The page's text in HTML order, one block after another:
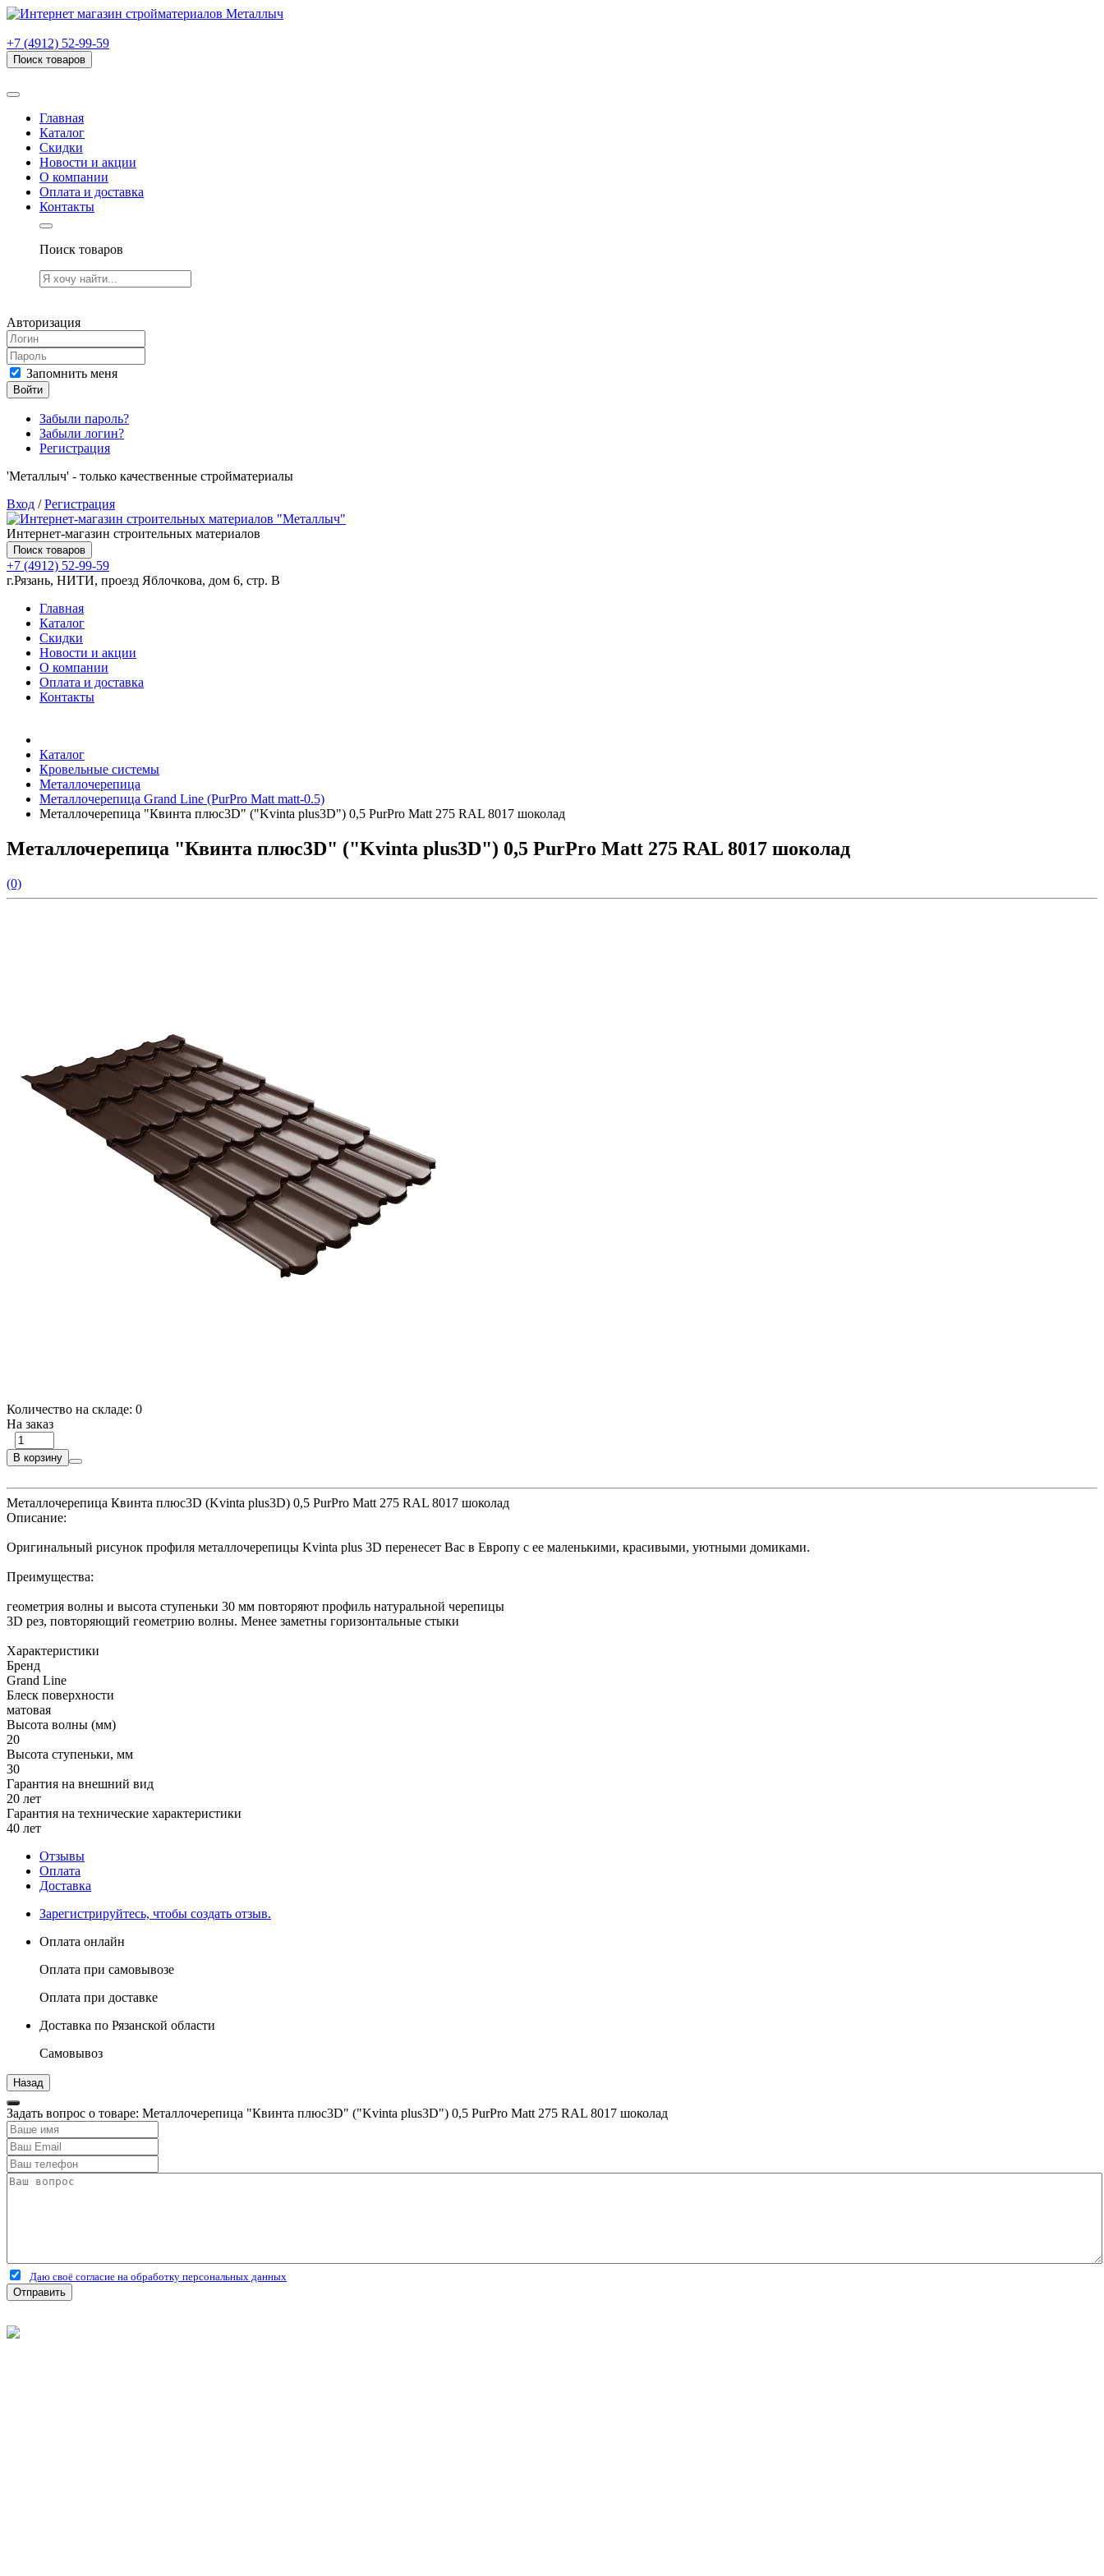
+7 (4912) 52-99-59
Поиск товаров
Главная
Каталог
Скидки
Новости и акции
О компании
Оплата и доставка
Контакты
Поиск товаров
Авторизация
Запомнить меня
Войти
Забыли пароль?
Забыли логин?
Регистрация
'Металлыч' - только качественные стройматериалы
Вход /Регистрация
Интернет-магазин строительных материалов
Поиск товаров
+7 (4912) 52-99-59
г.Рязань, НИТИ, проезд Яблочкова, дом 6, стр. В
Главная
Каталог
Скидки
Новости и акции
О компании
Оплата и доставка
Контакты
Каталог
Кровельные системы
Металлочерепица
Металлочерепица Grand Line (PurPro Matt matt-0.5)
Металлочерепица "Квинта плюс3D" ("Kvinta plus3D") 0,5 PurPro Matt 275 RAL 8017 шоколад
Металлочерепица "Квинта плюс3D" ("Kvinta plus3D") 0,5 PurPro Matt 275 RAL 8017 шоколад
(0)
Количество на складе: 0
На заказ
В корзину
Металлочерепица Квинта плюс3D (Kvinta plus3D) 0,5 PurPro Matt 275 RAL 8017 шоколад
Описание:
Оригинальный рисунок профиля металлочерепицы Kvinta plus 3D перенесет Вас в Европу с ее маленькими, красивыми, уютными домиками.
Преимущества:
геометрия волны и высота ступеньки 30 мм повторяют профиль натуральной черепицы
3D рез, повторяющий геометрию волны. Менее заметны горизонтальные стыки
Характеристики
Бренд
Grand Line
Блеск поверхности
матовая
Высота волны (мм)
20
Высота ступеньки, мм
30
Гарантия на внешний вид
20 лет
Гарантия на технические характеристики
40 лет
Отзывы
Оплата
Доставка
Зарегистрируйтесь, чтобы создать отзыв.
Оплата онлайн
Оплата при самовывозе
Оплата при доставке
Доставка по Рязанской области
Самовывоз
Задать вопрос о товаре: Металлочерепица "Квинта плюс3D" ("Kvinta plus3D") 0,5 PurPro Matt 275 RAL 8017 шоколад
Даю своё согласие на обработку персональных данных
Отправить